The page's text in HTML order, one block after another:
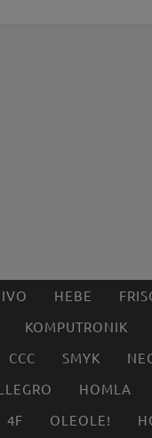
HEBE
KOMPUTRONIK
CCC SMYK
HOMLA
4F OLEOLE!